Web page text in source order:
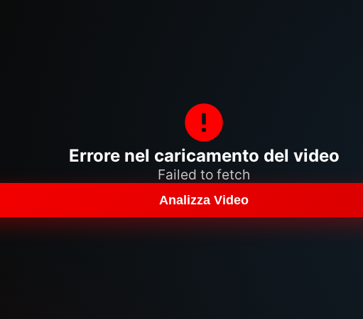
Errore nel caricamento del video
Failed to fetch
Analizza Video